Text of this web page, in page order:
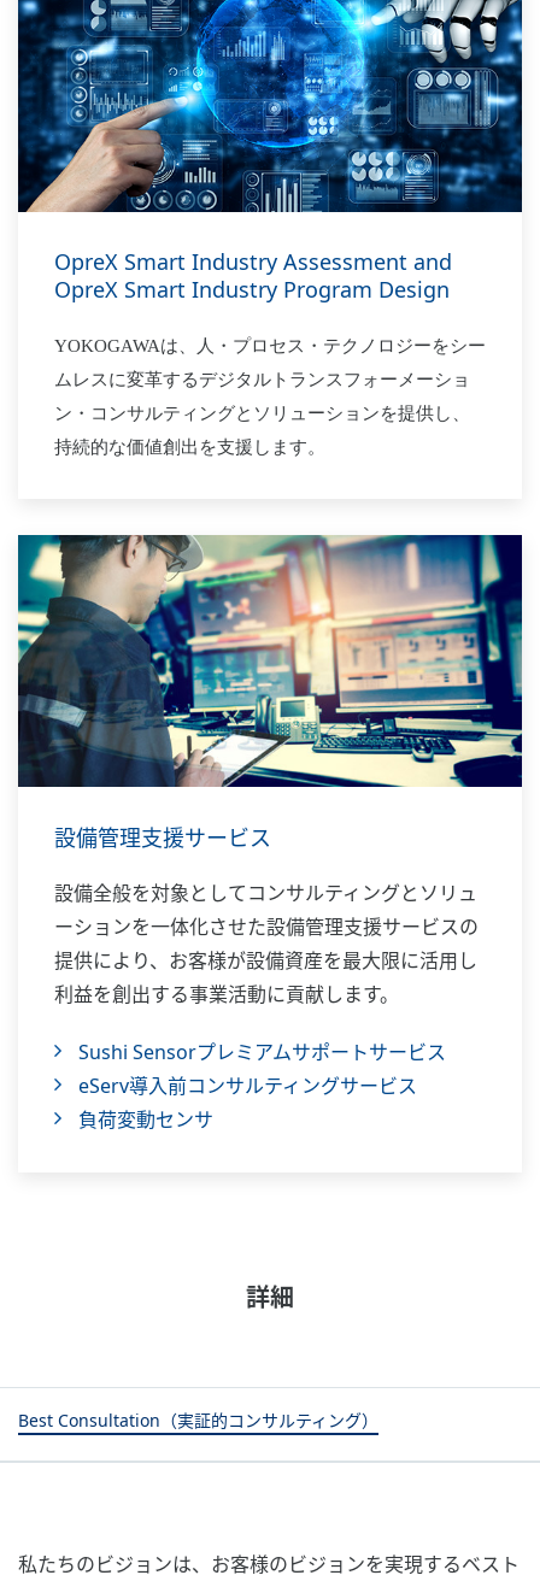
OpreX Smart Industry Assessment and
OpreX Smart Industry Program Design
YOKOGAWAは、人・プロセス・テクノロジーをシー
ムレスに変革するデジタルトランスフォーメーショ
ン・コンサルティングとソリューションを提供し、
持続的な価値創出を支援します。
設備管理支援サービス
設備全般を対象としてコンサルティングとソリュ
ーションを一体化させた設備管理支援サービスの
提供により、お客様が設備資産を最大限に活用し
利益を創出する事業活動に貢献します。
Sushi Sensorプレミアムサポートサービス
eServ導入前コンサルティングサービス
負荷変動センサ
詳細
Best Consultation（実証的コンサルティング）
私たちのビジョンは、お客様のビジョンを実現するベスト